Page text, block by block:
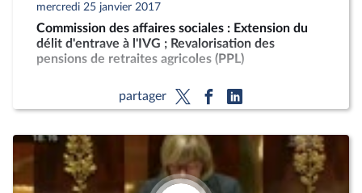
mercredi 25 janvier 2017
Commission des affaires sociales : Extension du
délit d'entrave à l'IVG ; Revalorisation des
pensions de retraites agricoles (PPL)
partager